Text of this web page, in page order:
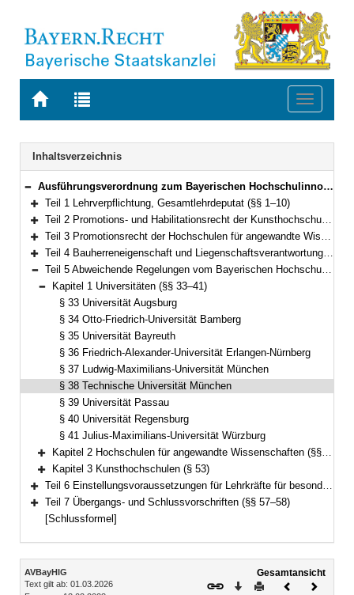
Zur
BAYERN.RECHT
Zur
letzten
Suche
Toggle
Navigation
Inhaltsverzeichnis
Bereich reduzieren
Ausführungsverordnung zum Bayerischen Hochschulinnovationsgesetz (AVBayHIG) Vom 13. Februar 2023 (GVBl. S. 66) BayRS 2030-2-21-WK (§§ 1–58)
Bereich erweitern
Teil 1 Lehrverpflichtung, Gesamtlehrdeputat (§§ 1–10)
Bereich erweitern
Teil 2 Promotions- und Habilitationsrecht der Kunsthochschulen (§§ 11–16)
Bereich erweitern
Teil 3 Promotionsrecht der Hochschulen für angewandte Wissenschaften (§§ 17–20)
Bereich erweitern
Teil 4 Bauherreneigenschaft und Liegenschaftsverantwortung (§§ 21–32)
Bereich reduzieren
Teil 5 Abweichende Regelungen vom Bayerischen Hochschulinnovationsgesetz an bayerischen Hochschulen (§§ 33–53)
Bereich reduzieren
Kapitel 1 Universitäten (§§ 33–41)
§ 33 Universität Augsburg
§ 34 Otto-Friedrich-Universität Bamberg
§ 35 Universität Bayreuth
§ 36 Friedrich-Alexander-Universität Erlangen-Nürnberg
§ 37 Ludwig-Maximilians-Universität München
§ 38 Technische Universität München
§ 39 Universität Passau
§ 40 Universität Regensburg
§ 41 Julius-Maximilians-Universität Würzburg
Bereich erweitern
Kapitel 2 Hochschulen für angewandte Wissenschaften (§§ 42–52)
Bereich erweitern
Kapitel 3 Kunsthochschulen (§ 53)
Bereich erweitern
Teil 6 Einstellungsvoraussetzungen für Lehrkräfte für besondere Aufgaben (§§ 54–56)
Bereich erweitern
Teil 7 Übergangs- und Schlussvorschriften (§§ 57–58)
[Schlussformel]
Inhalt
AVBayHIG
Text gilt ab: 01.03.2026
Gesamtansicht
Download
DruckenVorheriges